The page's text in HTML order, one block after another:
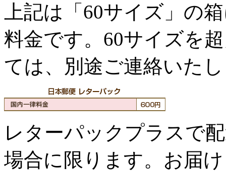
上記は「60サイズ」の
料金です。60サイズを
ては、別途ご連絡いた
レターパックプラスで
場合に限ります。お届